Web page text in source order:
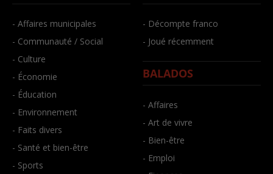
- Affaires municipales
- Communauté / Social
- Culture
- Économie
- Éducation
- Environnement
- Faits divers
- Santé et bien-être
- Sports
- Décompte franco
- Joué récemment
BALADOS
- Affaires
- Art de vivre
- Bien-être
- Emploi